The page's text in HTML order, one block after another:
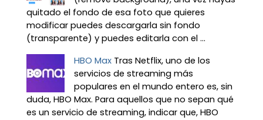
quitado el fondo de esa foto que quieres
modificar puedes descargarla sin fondo
(transparente) y puedes editarla con el ...
HBO Max Tras Netflix, uno de los
servicios de streaming más
populares en el mundo entero es, sin
duda, HBO Max. Para aquellos que no sepan qué
es un servicio de streaming, indicar que, HBO